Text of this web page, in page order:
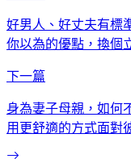
好男人、好丈夫有標
你以為的優點，換個
下一篇
身為妻子母親，如何
用更舒適的方式面對